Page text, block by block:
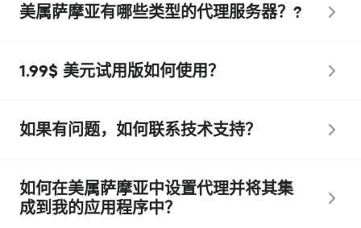
美属萨摩亚有哪些类型的代理服务器？?
1.99$ 美元试用版如何使用？
如果有问题，如何联系技术支持？
如何在美属萨摩亚中设置代理并将其集
成到我的应用程序中？